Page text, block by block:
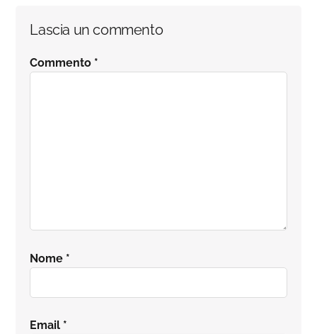
Interazioni
del
Lascia un commento
Commento *
Nome *
Email *